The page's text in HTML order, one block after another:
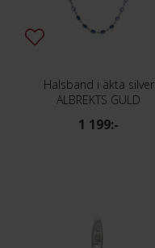
Halsband i äkta silver
ALBREKTS GULD
1 199:-